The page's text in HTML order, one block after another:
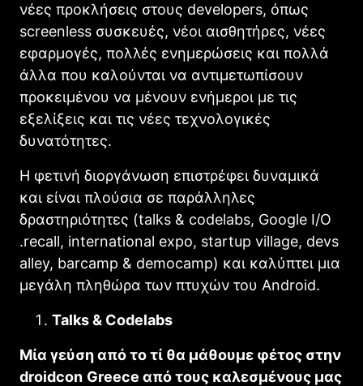
νέες προκλήσεις στους developers, όπως
screenless συσκευές, νέοι αισθητήρες, νέες
εφαρμογές, πολλές ενημερώσεις και πολλά
άλλα που καλούνται να αντιμετωπίσουν
προκειμένου να μένουν ενήμεροι με τις
εξελίξεις και τις νέες τεχνολογικές
δυνατότητες.
Η φετινή διοργάνωση επιστρέφει δυναμικά
και είναι πλούσια σε παράλληλες
δραστηριότητες (talks & codelabs, Google I/O
.recall, international expo, startup village, devs
alley, barcamp & democamp) και καλύπτει μια
μεγάλη πληθώρα των πτυχών του Android.
Talks & Codelabs
Μία γεύση από το τί θα μάθουμε φέτος στην
droidcon Greece από τους καλεσμένους μας